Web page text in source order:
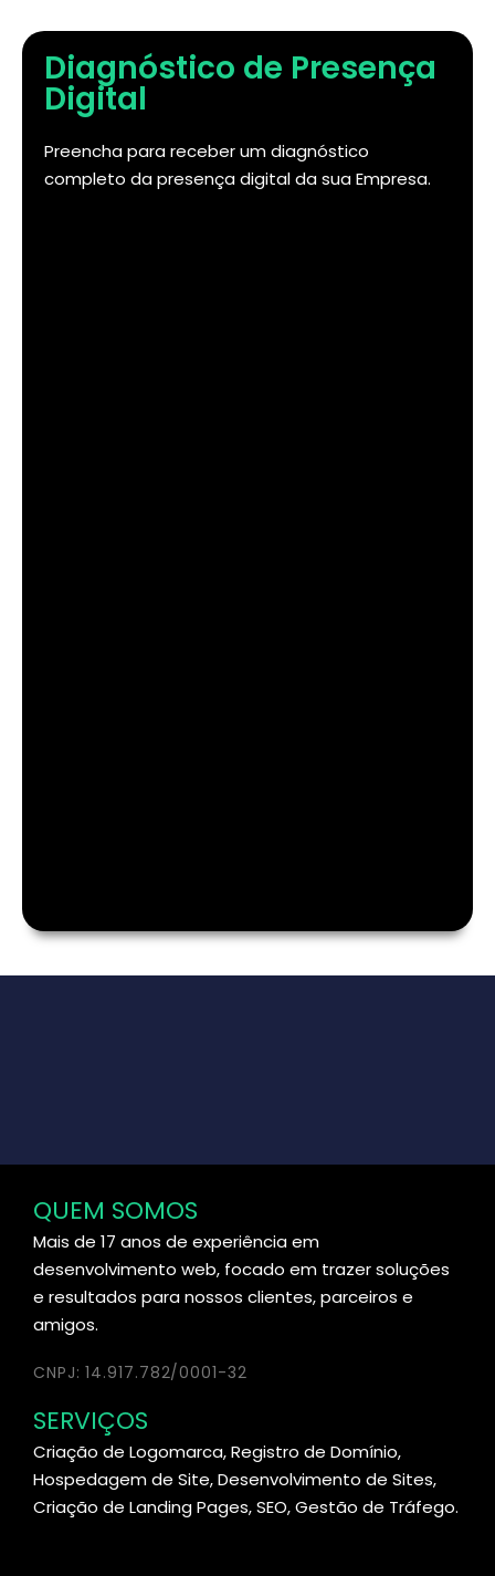
Diagnóstico de Presença
Digital
Preencha para receber um diagnóstico
completo da presença digital da sua Empresa.
QUEM SOMOS
Mais de 17 anos de experiência em
desenvolvimento web, focado em trazer soluções
e resultados para nossos clientes, parceiros e
amigos.
CNPJ: 14.917.782/0001-32
SERVIÇOS
Criação de Logomarca, Registro de Domínio,
Hospedagem de Site, Desenvolvimento de Sites,
Criação de Landing Pages, SEO, Gestão de Tráfego.